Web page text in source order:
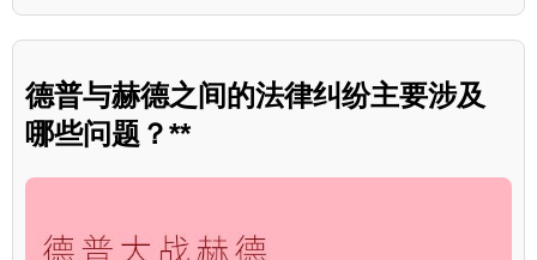
德普与赫德之间的法律纠纷主要涉及
哪些问题？**